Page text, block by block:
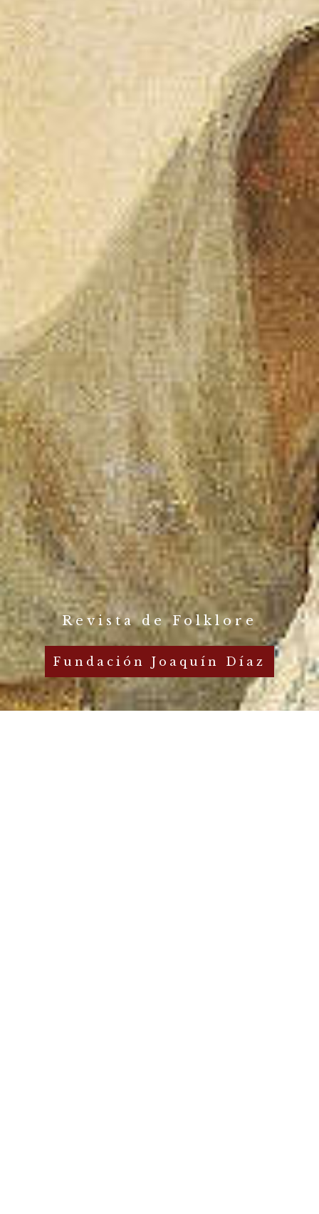
Revista de Folklore
Fundación Joaquín Díaz